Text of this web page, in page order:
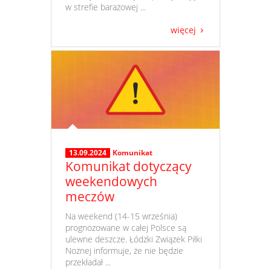
w strefie barażowej ...
więcej
13.09.2024 Komunikat
Komunikat dotyczący
weekendowych
meczów
​ Na weekend (14-15 września)
prognozowane w całej Polsce są
ulewne deszcze. Łódzki Związek Piłki
Nożnej informuje, że nie będzie
przekładał ...